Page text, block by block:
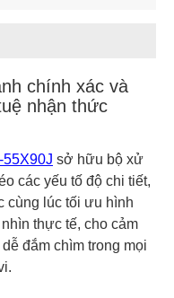
chính xác và
nhận thức
sở hữu bộ xử
các yếu tố độ chi tiết,
cùng lúc tối ưu hình
thực tế, cho cảm
đắm chìm trong mọi